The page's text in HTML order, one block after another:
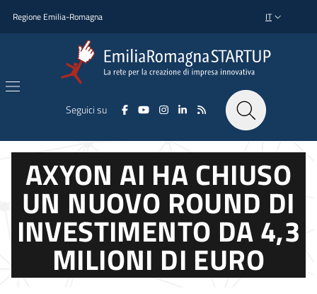
Regione Emilia-Romagna SELETTORE
IT
Seguici su
AXYON AI HA CHIUSO
UN NUOVO ROUND DI
INVESTIMENTO DA 4,3
MILIONI DI EURO